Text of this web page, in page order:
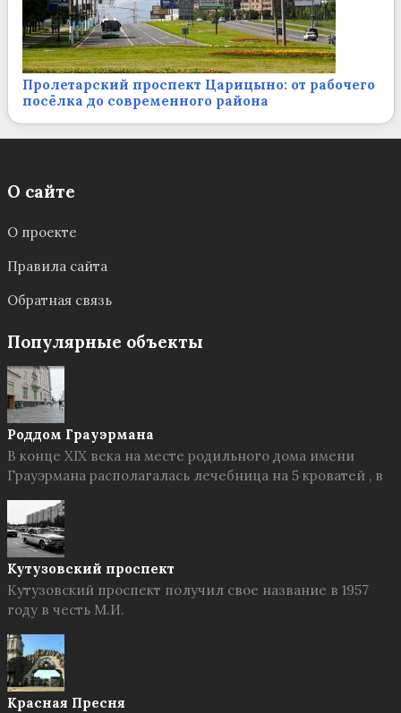
Пролетарский проспект Царицыно: от рабочего
посёлка до современного района
О сайте
О проекте
Правила сайта
Обратная связь
Популярные объекты
Роддом Грауэрмана
В конце XIX века на месте родильного дома имени
Грауэрмана располагалась лечебница на 5 кроватей , в
Кутузовский проспект
Кутузовский проспект получил свое название в 1957
году в честь М.И.
Красная Пресня